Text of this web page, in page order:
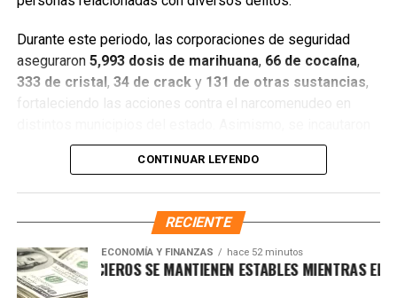
donde autoridades federales y estatales aseguraron
narcóticos, vehículos y cumplimentaron órdenes de
aprehensión contra personas presuntamente vinculadas
con delitos de alto impacto.
constantes, fortalecer la coordinación interinstitucional y
garantizar condiciones de seguridad, paz y bienestar para
Durante este periodo, las corporaciones de seguridad
aseguraron 5,993 dosis de marihuana, 66 de cocaína,
333 de cristal, 34 de crack y 131 de otras sustancias,
fortaleciendo las acciones contra el narcomenudeo en
seis armas cortas, una réplica,cuatro armas blancas
130 cartuchos, lo que representa un
Gracias a la coordinación tecnológica del C5 y al trabajo
operativo en campo, se recuperaron68 vehículos
automóviles y motocicletas. De estos,25 unidadesestán
vinculadas con probables delitos;
CONTINUAR LEYENDO
RECIENTE
ECONOMÍA Y FINANZAS hace 52 minutos
FINANCIEROS SE MANTIENEN ESTABLES MIENTRAS EL